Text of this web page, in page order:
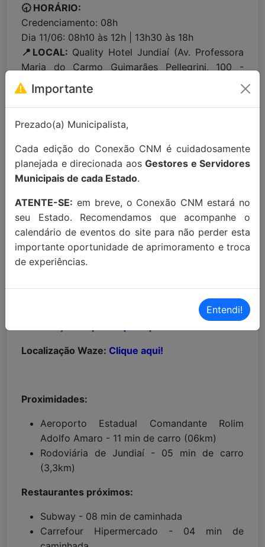
🕣 HORÁRIO:
Credenciamento: 08h
Dia 11/06: 08h10 às 12h | 13h30 às 18h
📍LOCAL: Quality Hotel Jundiaí (Av. Professora
Maria do Carmo Guimarães Pellegrini, 100 -
Cidade Jardim, Jundiaí/SP, 13209-500)
Para maiores informações entre em
app (51) 99215-3439.
Apoio Institucional:
Localização Waze: Clique aqui!
Proximidades:
Aeroporto Estadual Comandante Rolim
Adolfo Amaro - 11 min de carro (06km)
Rodoviária de Jundiaí - 05 min de carro
(3,3km)
Restaurantes próximos:
Subway - 08 min de caminhada
Carrefour Hipermercado - 04 min de
Importante
Prezado(a) Municipalista,
Cada edição do Conexão CNM é cuidadosamente
planejada e direcionada aos Gestores e Servidores
Municipais de cada Estado.
ATENTE-SE: em breve, o Conexão CNM estará no
seu Estado. Recomendamos que acompanhe o
calendário de eventos do site para não perder esta
importante oportunidade de aprimoramento e troca
de experiências.
Entendi!